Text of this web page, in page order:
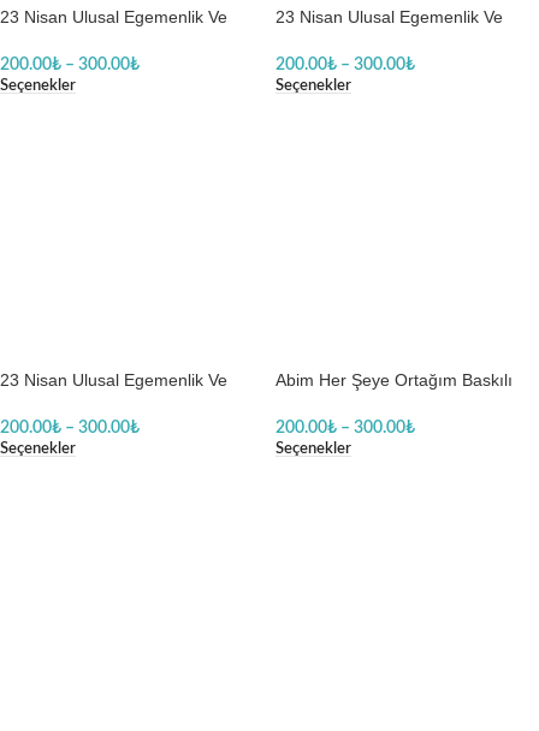
23 Nisan Ulusal Egemenlik Ve
200.00₺ – 300.00₺
Seçenekler
23 Nisan Ulusal Egemenlik Ve
200.00₺ – 300.00₺
Seçenekler
23 Nisan Ulusal Egemenlik Ve
200.00₺ – 300.00₺
Seçenekler
Abim Her Şeye Ortağım Baskılı
200.00₺ – 300.00₺
Seçenekler